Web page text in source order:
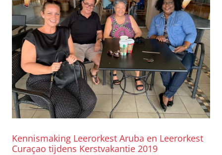
Kennismaking Leerorkest Aruba en Leerorkest
Curaçao tijdens Kerstvakantie 2019